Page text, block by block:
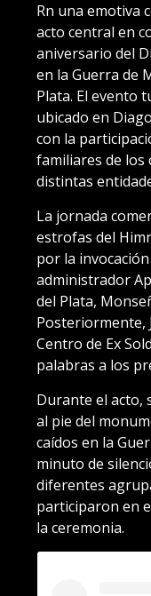
Rn una emotiva
acto central en
aniversario del
en la Guerra de
Plata. El evento
ubicado en
con la
familiares de los
distintas
La jornada
estrofas del
por la
administrador
del Plata,
Posteriormente,
Centro de Ex
palabras a los
Durante el acto,
al pie del
caídos en la
minuto de
diferentes
participaron en
la ceremonia.